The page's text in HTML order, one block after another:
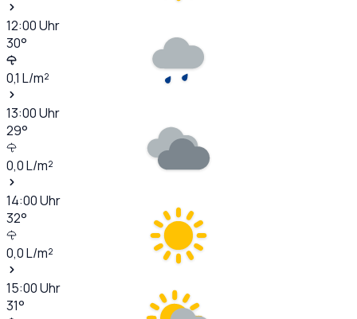
12:00Uhr
30°
0,1 L/m²
13:00Uhr
29°
0,0L/m²
14:00Uhr
32°
0,0L/m²
15:00Uhr
31°